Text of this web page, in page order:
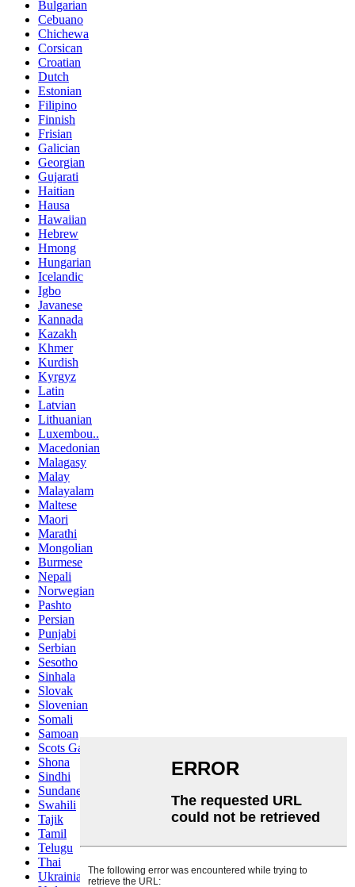
Bulgarian
Cebuano
Chichewa
Corsican
Croatian
Dutch
Estonian
Filipino
Finnish
Frisian
Galician
Georgian
Gujarati
Haitian
Hausa
Hawaiian
Hebrew
Hmong
Hungarian
Icelandic
Igbo
Javanese
Kannada
Kazakh
Khmer
Kurdish
Kyrgyz
Latin
Latvian
Lithuanian
Luxembou..
Macedonian
Malagasy
Malay
Malayalam
Maltese
Maori
Marathi
Mongolian
Burmese
Nepali
Norwegian
Pashto
Persian
Punjabi
Serbian
Sesotho
Sinhala
Slovak
Slovenian
Somali
Samoan
Scots Gaelic
Shona
Sindhi
Sundanese
Swahili
Tajik
Tamil
Telugu
Thai
Ukrainian